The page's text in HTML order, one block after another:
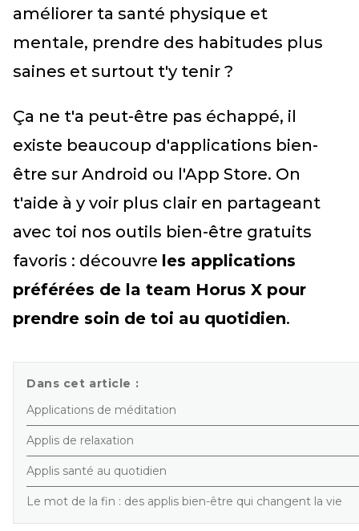
améliorer ta santé physique et
mentale, prendre des habitudes plus
saines et surtout t'y tenir ?
Ça ne t'a peut-être pas échappé, il
existe beaucoup d'applications bien-
être sur Android ou l'App Store. On
t'aide à y voir plus clair en partageant
avec toi nos outils bien-être gratuits
favoris : découvre les applications
préférées de la team Horus X pour
prendre soin de toi au quotidien.
Dans cet article :
Applications de méditation
Applis de relaxation
Applis santé au quotidien
Le mot de la fin : des applis bien-être qui changent la vie